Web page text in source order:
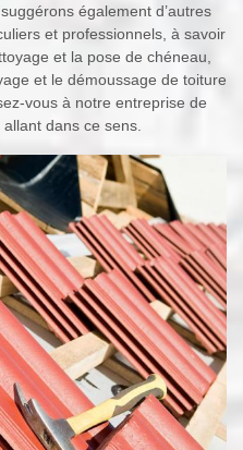
également d’autres
et professionnels, à savoir
et la pose de chéneau,
et le démoussage de toiture
vous à notre entreprise de
dans ce sens.